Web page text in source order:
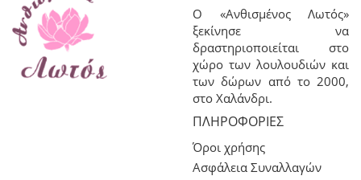
Ο «Ανθισμένος Λωτός»
ξεκίνησε να
δραστηριοποιείται στο
χώρο των λουλουδιών και
των δώρων από το 2000,
στο Χαλάνδρι.
ΠΛΗΡΟΦΟΡΊΕΣ
Όροι χρήσης
Ασφάλεια Συναλλαγών